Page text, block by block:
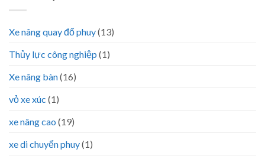
Xe nâng quay đổ phuy(13)
Thủy lực công nghiệp (1)
Xe nâng bàn(16)
vỏ xe xúc (1)
xe nâng cao (19)
xe di chuyển phuy(1)